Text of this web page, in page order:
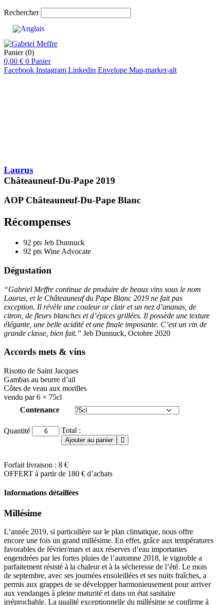
Rechercher
Panier (0)
0,00 € 0 Panier
Facebook Instagram Linkedin Envelope Map-marker-alt
Laurus
Châteauneuf-Du-Pape 2019
AOP Châteauneuf-Du-Pape Blanc
Récompenses
92 pts Jeb Dunnuck
92 pts Wine Advocate
Dégustation
“Gabriel Meffre continue de produire de beaux vins sous le nom
Laurus, et le Châteauneuf du Pape Blanc 2019 ne fait pas
exception. Il révèle une couleur or clair et un nez d’ananas, de
citron, de fleurs blanches et d’épices grillées. Il possède une texture
élégante, une belle aciditéet une finale imposante. C’est un vin de
grande classe, bien fait.” Jeb Dunnuck, Octobre 2020
Accords mets & vins
Risotto de Saint Jacques
Gambas au beurre d’ail
Côtes de veau aux morilles
vendu par 6 × 75cl
Contenance
quantité
Pape
2019
Quantité Total :
Ajouter au panier
Forfait livraison : 8 €
OFFERT à partir de 180 € d’achats
Informations détaillées
Millésime
L’année 2019, si particulière sur le plan climatique, nous offre
encore une fois un grand millésime. En effet, grâce aux températures
favorables de février/mars et aux réserves d’eau importantes
engendrées par les fortes pluies de l’automne 2018, le vignoble a
parfaitement résisté à la chaleur et à la sécheresse de l’été. Le mois
de septembre, avec ses journées ensoleillées et ses nuits fraîches, a
permis aux grappes de se développer harmonieusement pour arriver
aux vendanges à pleine maturité et dans un état sanitaire
irréprochable. La qualité exceptionnelle du millésime se confirme à